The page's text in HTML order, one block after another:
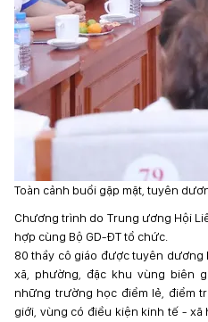
Toàn cảnh buổi gặp mặt, tuyên
Chương trình do Trung ương Hội
hợp cùng Bộ GD-ĐT tổ chức.
80 thầy cô giáo được tuyên dương
xã, phường, đặc khu vùng biên
những trường học điểm lẻ, điểm
giới, vùng có điều kiện kinh tế - xã